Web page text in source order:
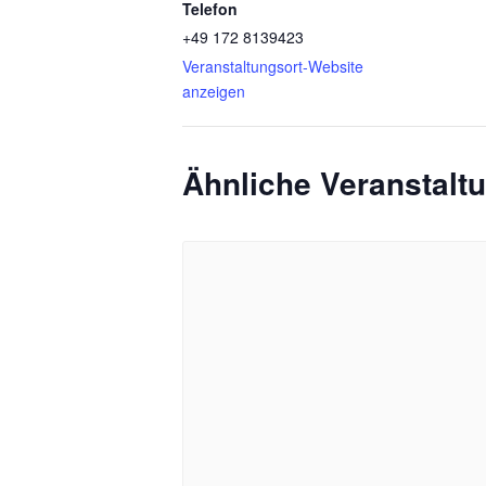
Telefon
+49 172 8139423
Veranstaltungsort-Website
anzeigen
Ähnliche